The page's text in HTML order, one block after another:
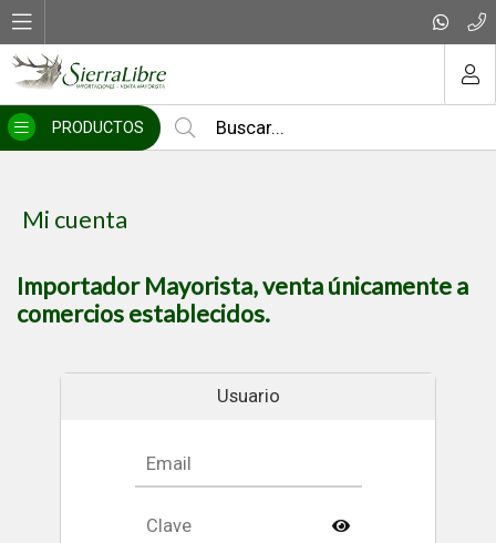
PRODUCTOS
Mi cuenta
Importador Mayorista, venta únicamente a
comercios establecidos.
Usuario